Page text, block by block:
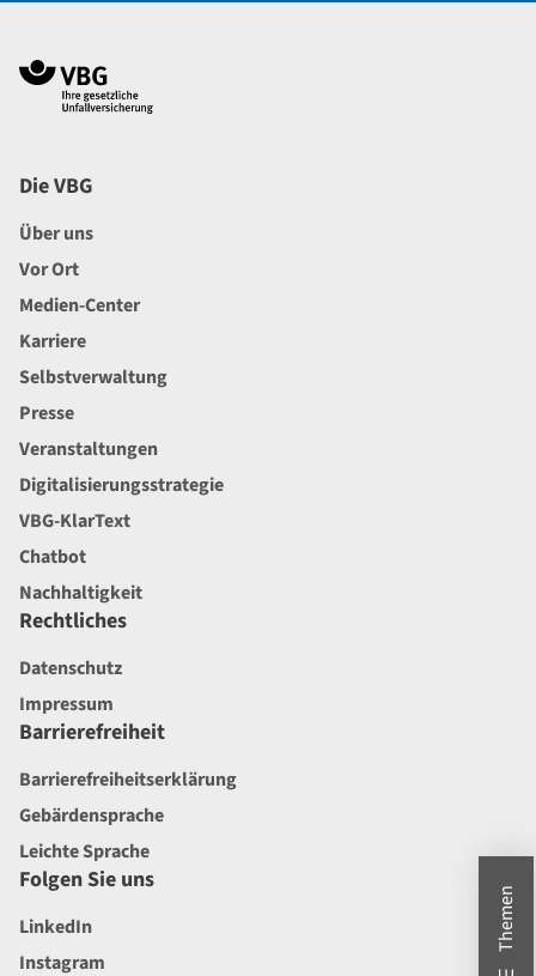
Themen
Die VBG
Über uns
Vor Ort
Medien-Center
Karriere
Selbstverwaltung
Presse
Veranstaltungen
Digitalisierungsstrategie
VBG-KlarText
Chatbot
Nachhaltigkeit
Rechtliches
Datenschutz
Impressum
Barrierefreiheit
Barrierefreiheitserklärung
Gebärdensprache
Leichte Sprache
Folgen Sie uns
LinkedIn
Instagram